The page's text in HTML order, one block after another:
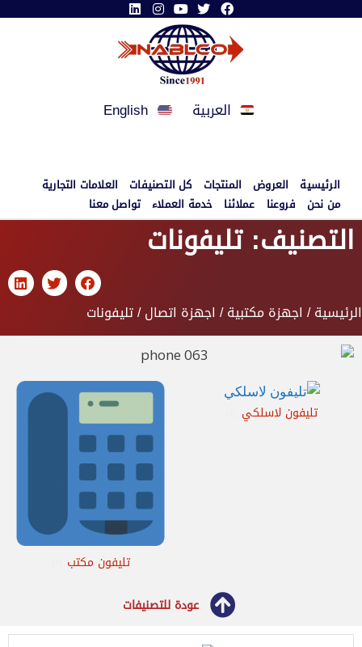
العربية English
الرئيسية العروض المنتجات كل التصنيفات
العلامات التجارية
من نحن فروعنا عملائنا خدمة العملاء تواصل معنا
التصنيف: تليفونات
الرئيسية/ اجهزة مكتبية/ اجهزة اتصال/ تليفونات
تليفون لاسلكي
تليفون مكتب
عودة للتصنيفات